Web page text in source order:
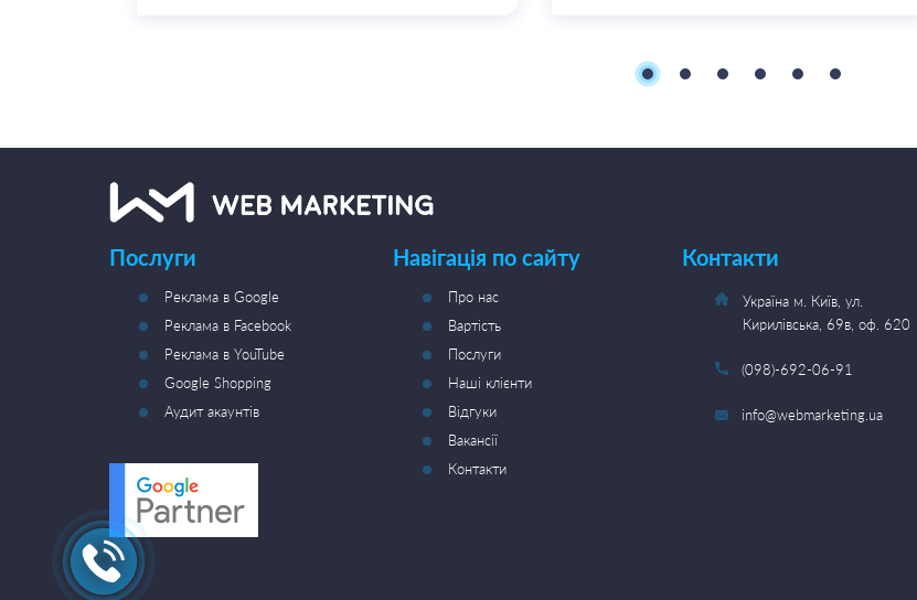
Послуги
Реклама в Google
Реклама в Facebook
Реклама в YouTube
Google Shopping
Аудит акаунтів
Навігація по сайту
Про нас
Вартість
Послуги
Наші клієнти
Відгуки
Вакансії
Контакти
Контакти
Україна м. Київ, ул.
Кирилівська, 69в, оф. 620
(098)-692-06-91
info@webmarketing.ua